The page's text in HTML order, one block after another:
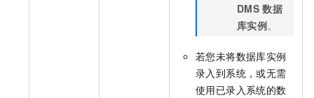
DMS 数据
库实例。
若您未将数据库实例
录入到系统，或无需
使用已录入系统的数